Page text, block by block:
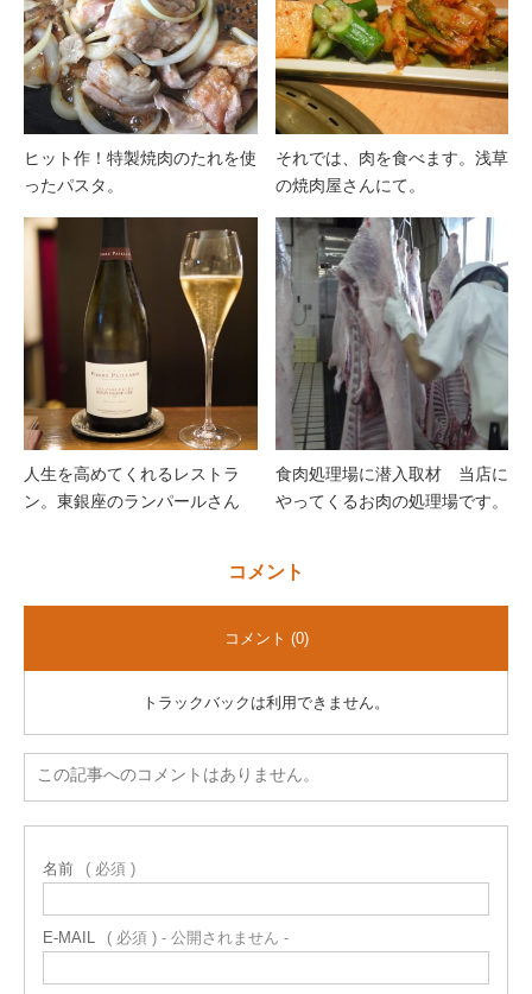
ヒット作！特製焼肉のたれを使
ったパスタ。
それでは、肉を食べます。浅草
の焼肉屋さんにて。
人生を高めてくれるレストラ
ン。東銀座のランパールさん
食肉処理場に潜入取材 当店に
やってくるお肉の処理場です。
コメント
コメント (0)
トラックバックは利用できません。
この記事へのコメントはありません。
名前 ( 必須 )
E-MAIL ( 必須 ) - 公開されません -